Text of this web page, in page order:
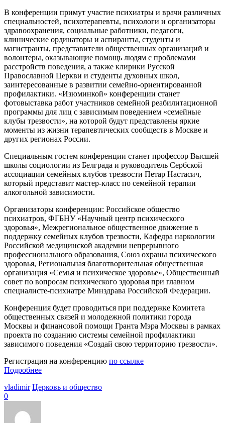
В конференции примут участие психиатры и врачи различных
специальностей, психотерапевты, психологи и организаторы
здравоохранения, социальные работники, педагоги,
клинические ординаторы и аспиранты, студенты и
магистранты, представители общественных организаций и
волонтеры, оказывающие помощь людям с проблемами
расстройств поведения, а также клирики Русской
Православной Церкви и студенты духовных школ,
заинтересованные в развитии семейно-ориентированной
профилактики. «Изюминкой» конференции станет
фотовыставка работ участников семейной реабилитационной
программы для лиц с зависимым поведением «семейные
клубы трезвости», на которой будут представлены яркие
моменты из жизни терапевтических сообществ в Москве и
других регионах России.
Специальным гостем конференции станет профессор Высшей
школы социологии из Белграда и руководитель Сербской
ассоциации семейных клубов трезвости Петар Настасич,
который представит мастер-класс по семейной терапии
алкогольной зависимости.
Организаторы конференции: Российское общество
психиатров, ФГБНУ «Научный центр психического
здоровья», Межрегиональное общественное движение в
поддержку семейных клубов трезвости, Кафедра наркологии
Российской медицинской академии непрерывного
профессионального образования, Союз охраны психического
здоровья, Региональная благотворительная общественная
организация «Семья и психическое здоровье», Общественный
совет по вопросам психического здоровья при главном
специалисте-психиатре Минздрава Российской Федерации.
Конференция будет проводиться при поддержке Комитета
общественных связей и молодежной политики города
Москвы и финансовой помощи Гранта Мэра Москвы в рамках
проекта по созданию системы семейной профилактики
зависимого поведения «Создай свою территорию трезвости».
Регистрация на конференцию по ссылке
Подробнее
vladimir Церковь и общество
0